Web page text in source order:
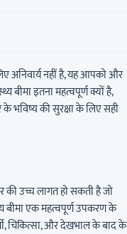
अनिवार्य नहीं है, यह आपको और
इतना महत्वपूर्ण क्यों है,
भविष्य की सुरक्षा के लिए सही
की उच्च लागत हो सकती है जो
बीमा एक महत्वपूर्ण उपकरण के
चिकित्सा, और देखभाल के बाद के